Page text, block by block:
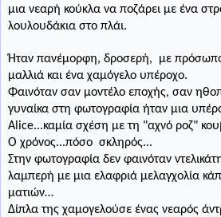
μια νεαρή κούκλα να ποζάρει με ένα
λουλουδάκια στο πλάι.
Ήταν πανέμορφη, δροσερή,
με
μαλλιά και ένα χαμόγελο υπέροχο.
Φαινόταν σαν μοντέλο εποχής, σαν
γυναίκα στη φωτογραφία ήταν μια
Alice...καμία σχέση με τη "αχνό ροζ"
Ο χρόνος...πόσο σκληρός...
Στην φωτογραφία δεν φαινόταν
λαμπερή με μια ελαφριά μελαγχολία
ματιών…
Δίπλα της χαμογελούσε ένας νεαρός